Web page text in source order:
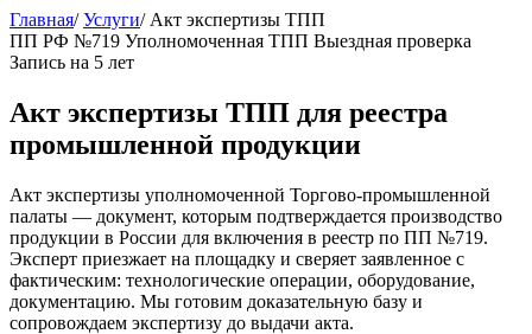
Главная/ Услуги/ Акт экспертизы ТПП
ПП РФ №719 Уполномоченная ТПП Выездная проверка
Запись на 5 лет
Акт экспертизы ТПП для реестра
промышленной продукции
Акт экспертизы уполномоченной Торгово-промышленной
палаты — документ, которым подтверждается производство
продукции в России для включения в реестр по ПП №719.
Эксперт приезжает на площадку и сверяет заявленное с
фактическим: технологические операции, оборудование,
документацию. Мы готовим доказательную базу и
сопровождаем экспертизу до выдачи акта.